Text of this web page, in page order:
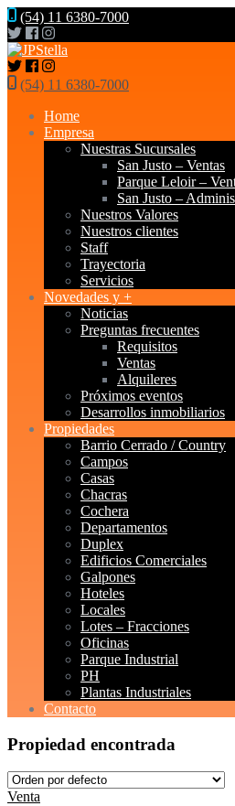
(54) 11 6380-7000
(54) 11 6380-7000
Home
Empresa
Nuestras Sucursales
San Justo – Ventas
Parque Leloir –
San Justo –
Nuestros Valores
Nuestros clientes
Staff
Trayectoria
Servicios
Novedades y +
Noticias
Preguntas frecuentes
Requisitos
Ventas
Alquileres
Próximos eventos
Desarrollos inmobiliarios
Propiedades
Barrio Cerrado / Country
Campos
Casas
Chacras
Cochera
Departamentos
Duplex
Edificios Comerciales
Galpones
Hoteles
Locales
Lotes – Fracciones
Oficinas
Parque Industrial
PH
Plantas Industriales
Contacto
Propiedad encontrada
Venta